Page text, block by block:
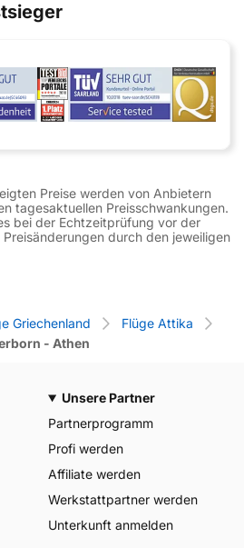
Preise werden von Anbietern
tagesaktuellen Preisschwankungen.
bei der Echtzeitprüfung vor der
durch den jeweiligen
Griechenland
Flüge Attika
- Athen
Unsere Partner
Partnerprogramm
Profi werden
Affiliate werden
Werkstattpartner werden
Unterkunft anmelden